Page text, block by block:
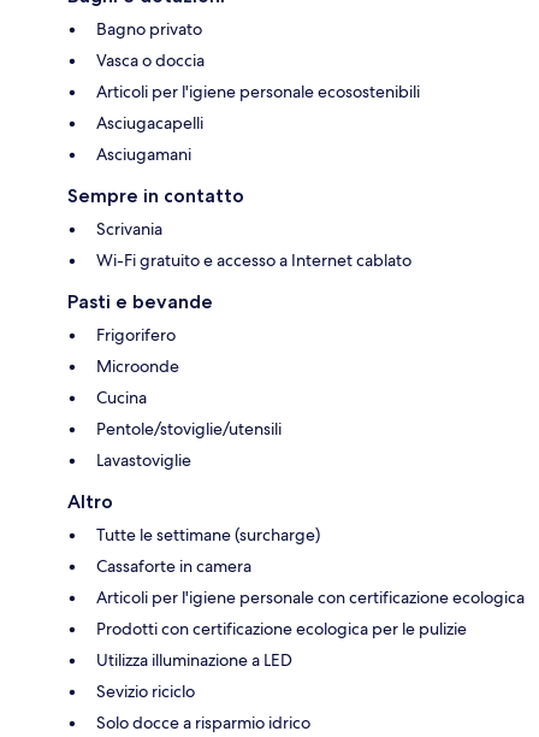
Bagno privato
Vasca o doccia
Articoli per l'igiene personale ecosostenibili
Asciugacapelli
Asciugamani
Sempre in contatto
Scrivania
Wi-Fi gratuito e accesso a Internet cablato
Pasti e bevande
Frigorifero
Microonde
Cucina
Pentole/stoviglie/utensili
Lavastoviglie
Altro
Tutte le settimane (surcharge)
Cassaforte in camera
Articoli per l'igiene personale con certificazione ecologica
Prodotti con certificazione ecologica per le pulizie
Utilizza illuminazione a LED
Sevizio riciclo
Solo docce a risparmio idrico